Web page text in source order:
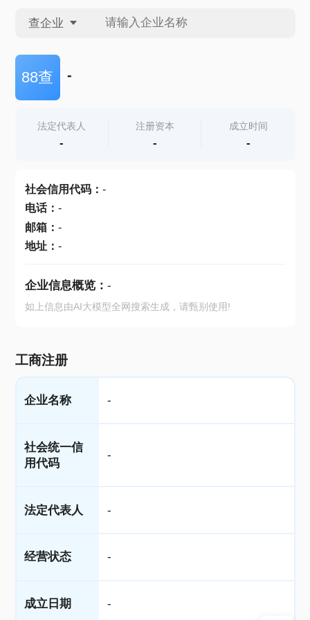
查企业
查企业
查产地
88查 -
法定代表人
-
注册资本
-
成立时间
-
社会信用代码： -
电话： -
邮箱： -
地址： -
企业信息概览： -
如上信息由AI大模型全网搜索生成，请甄别使用!
工商注册
企业名称 -
社会统一信
用代码
-
法定代表人 -
经营状态 -
成立日期 -